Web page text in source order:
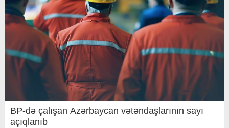
BP-də çalışan Azərbaycan vətəndaşlarının sayı
açıqlanıb